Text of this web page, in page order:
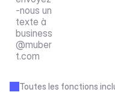
-nous un
business
@muber
t.com
Toutes les fonctions